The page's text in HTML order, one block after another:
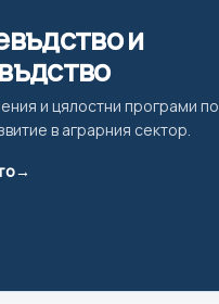
и
и цялостни програми по
в аграрния сектор.
→